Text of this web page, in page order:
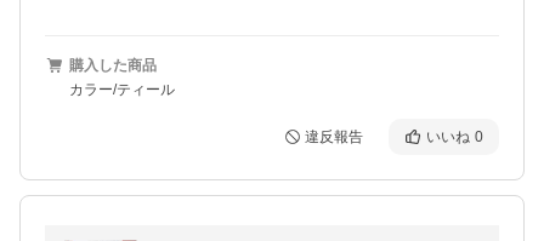
購入した商品
カラー/ティール
違反報告 いいね 0